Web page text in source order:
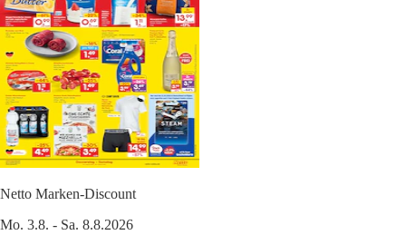
Netto Marken-Discount
Mo. 3.8. - Sa. 8.8.2026